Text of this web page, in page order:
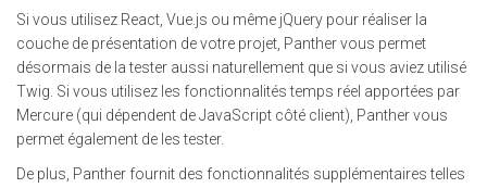
Si vous utilisez React, Vue.js ou même jQuery pour réaliser la
couche de présentation de votre projet, Panther vous permet
désormais de la tester aussi naturellement que si vous aviez utilisé
Twig. Si vous utilisez les fonctionnalités temps réel apportées par
Mercure (qui dépendent de JavaScript côté client), Panther vous
permet également de les tester.
De plus, Panther fournit des fonctionnalités supplémentaires telles